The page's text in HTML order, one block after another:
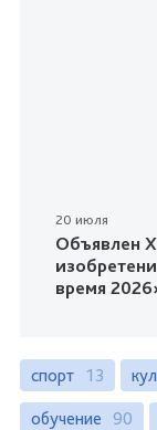
20 июля
Объявлен
время
спорт 13
обучение 90